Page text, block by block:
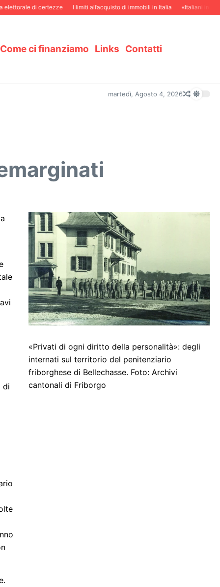
di certezze I limiti all’acquisto di immobili in Italia «Italiani in Svizzera
Come ci finanziamo Links Contatti
martedì, Agosto 4, 2026
di
«Privati di ogni diritto della personalità»: degli
internati sul territorio del penitenziario
friborghese di Bellechasse. Foto: Archivi
cantonali di Friborgo